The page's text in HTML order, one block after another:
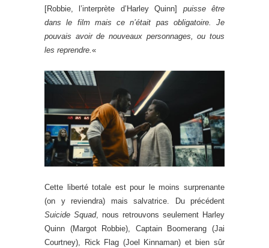
[Robbie, l’interprète d’Harley Quinn] puisse être
dans le film mais ce n’était pas obligatoire. Je
pouvais avoir de nouveaux personnages, ou tous
les reprendre. «
Cette liberté totale est pour le moins surprenante
(on y reviendra) mais salvatrice. Du précédent
Suicide Squad, nous retrouvons seulement Harley
Quinn (Margot Robbie), Captain Boomerang (Jai
Courtney), Rick Flag (Joel Kinnaman) et bien sûr